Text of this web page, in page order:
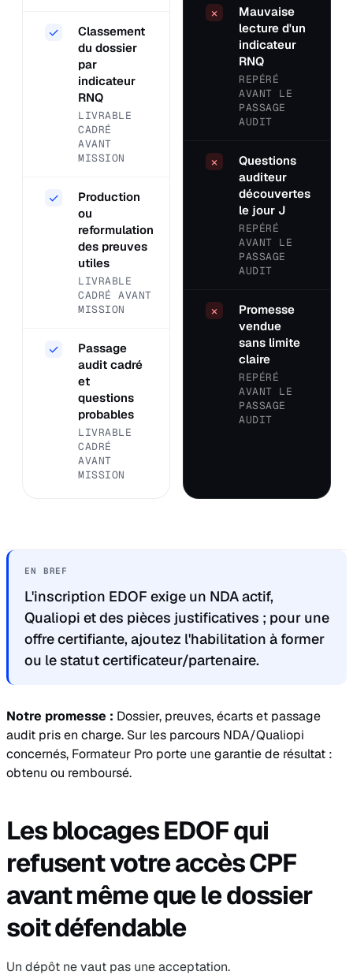
✓
Classement
du dossier
par
indicateur
RNQ
LIVRABLE
CADRÉ
AVANT
MISSION
✓
Production
ou
reformulation
des preuves
utiles
LIVRABLE
CADRÉ AVANT
MISSION
✓
Passage
audit cadré
et
questions
probables
LIVRABLE
CADRÉ
AVANT
MISSION
×
Mauvaise
lecture d'un
indicateur
RNQ
REPÉRÉ
AVANT LE
PASSAGE
AUDIT
×
Questions
auditeur
découvertes
le jour J
REPÉRÉ
AVANT LE
PASSAGE
AUDIT
×
Promesse
vendue
sans limite
claire
REPÉRÉ
AVANT LE
PASSAGE
AUDIT
EN BREF
L'inscription EDOF exige un NDA actif,
Qualiopi et des pièces justificatives ; pour une
offre certifiante, ajoutez l'habilitation à former
ou le statut certificateur/partenaire.
Notre promesse : Dossier, preuves, écarts et passage
audit pris en charge. Sur les parcours NDA/Qualiopi
concernés, Formateur Pro porte une garantie de résultat :
obtenu ou remboursé.
Les blocages EDOF qui
refusent votre accès CPF
avant même que le dossier
soit défendable
Un dépôt ne vaut pas une acceptation.